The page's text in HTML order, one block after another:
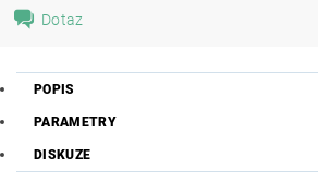
Dotaz
POPIS
PARAMETRY
DISKUZE